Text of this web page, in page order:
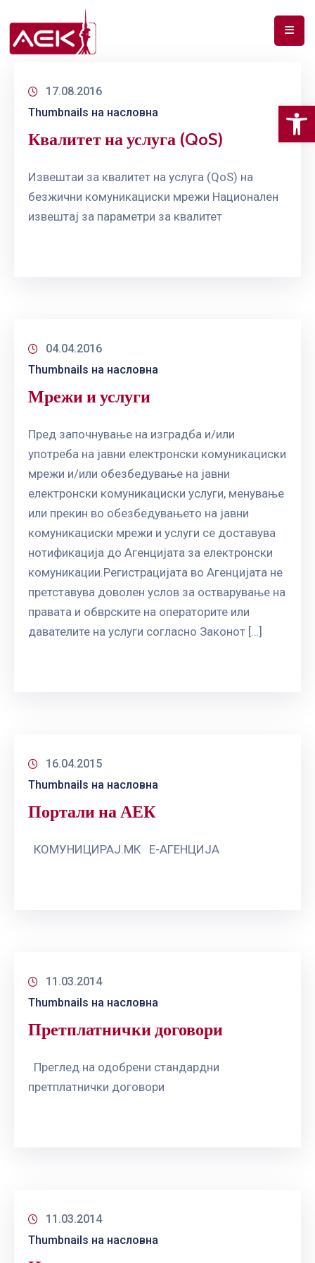
НАС
ДОКУМЕНТИ
СПЕКТАР
ТЕЛЕКОМУНИКАЦИИ
КОРИСНИЦИ
НАБАВКИ
17.08.2016
Thumbnails на насловна
Квалитет на услуга (QoS)
Извештаи за квалитет на услуга (QoS) на
безжични комуникациски мрежи Национален
извештај за параметри за квалитет
04.04.2016
Thumbnails на насловна
Мрежи и услуги
Пред започнување на изградба и/или
употреба на јавни електронски комуникациски
мрежи и/или обезбедување на јавни
електронски комуникациски услуги, менување
или прекин во обезбедувањето на јавни
комуникациски мрежи и услуги се доставува
нотификација до Агенцијата за електронски
комуникации.Регистрацијата во Агенцијата не
претставува доволен услов за остварување на
правата и обврските на операторите или
давателите на услуги согласно Законот […]
16.04.2015
Thumbnails на насловна
Портали на АЕК
КОМУНИЦИРАЈ.МК Е-АГЕНЦИЈА
11.03.2014
Thumbnails на насловна
Претплатнички договори
Преглед на одобрени стандардни
претплатнички договори
11.03.2014
Thumbnails на насловна